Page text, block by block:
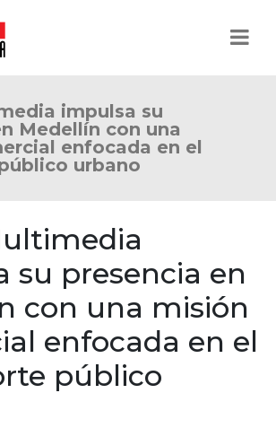
impulsa su
Medellín con una
enfocada en el
urbano
su presencia en
con una misión
enfocada en el
público